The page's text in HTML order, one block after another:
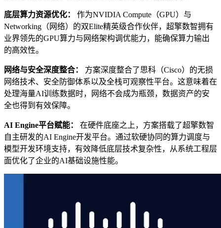
底层算力资源优化：
作为NVIDIA Compute（GPU）与
Networking（网络）的双Elite精英级合作伙伴，超擎数智拥有
业界领先的GPU算力与网络架构调优能力，能确保算力输出
的高效性。
网络与安全深度整合：
方案深度整合了思科（Cisco）的无损
网络技术、安全防御体系以及全栈可观察性平台。这意味着在
处理海量AI训练数据时，网络不会成为瓶颈，数据资产的安
全也得到有效保障。
AI Engine平台赋能：
在硬件底座之上，方案搭载了超擎数智
自主研发的AI Engine开发平台。通过软硬协同的算力调度与
模型开发环境支持，有效降低底层技术复杂性，从系统工程层
面优化了企业的AI基础设施性能。